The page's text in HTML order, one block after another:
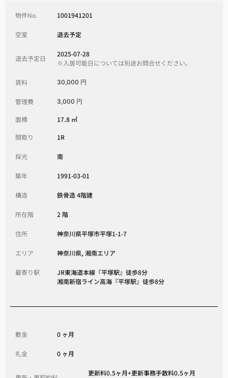
物件No. 1001941201
空室 退去予定
退去予定日
2025-07-28
※入居可能日については別途お問合せください。
賃料 30,000 円
管理費 3,000 円
面積 17.8 ㎡
間取り 1R
採光 南
築年 1991-03-01
構造 鉄骨造 4階建
所在階 2 階
住所 神奈川県平塚市平塚1-1-7
エリア 神奈川県, 湘南エリア
最寄り駅
JR東海道本線『平塚駅』徒歩8分
湘南新宿ライン高海『平塚駅』徒歩8分
敷金 0 ヶ月
礼金 0 ヶ月
更新料0.5ヶ月+更新事務手数料0.5ヶ月